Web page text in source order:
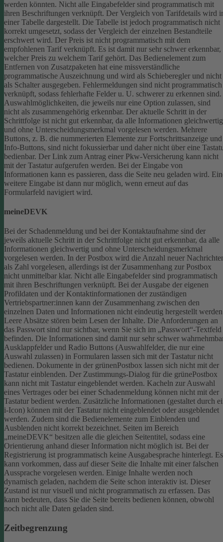
werden könnten. Nicht alle Eingabefelder sind programmatisch mit
ihren Beschriftungen verknüpft. Der Vergleich von Tarifdetails wird
einer Tabelle dargestellt. Die Tabelle ist jedoch programmatisch nicht
korrekt umgesetzt, sodass der Vergleich der einzelnen Bestandteile
erschwert wird. Der Preis ist nicht programmatisch mit dem
empfohlenen Tarif verknüpft. Es ist damit nur sehr schwer erkennbar,
welcher Preis zu welchem Tarif gehört. Das Bedienelement zum
Entfernen von Zusatzpaketen hat eine missverständliche
programmatische Auszeichnung und wird als Schieberegler und nicht
als Schalter ausgegeben. Fehlermeldungen sind nicht programmatisch
verknüpft, sodass fehlerhafte Felder u. U. schwerer zu erkennen sind.
Auswahlmöglichkeiten, die jeweils nur eine Option zulassen, sind
nicht als zusammengehörig erkennbar. Der aktuelle Schritt in der
Schrittfolge ist nicht gut erkennbar, da alle Informationen gleichwertig
und ohne Unterscheidungsmerkmal vorgelesen werden. Mehrere
Buttons, z. B. die nummerierten Elemente zur Fortschrittsanzeige und
Info-Buttons, sind nicht fokussierbar und daher nicht über eine
bedienbar. Der Link zum Antrag einer Pkw-Versicherung kann nicht
mit der Tastatur aufgerufen werden. Bei der Eingabe von
Informationen kann es passieren, dass die Seite neu geladen wird.
weitere Eingabe ist dann nur möglich, wenn erneut auf das
Formularfeld navigiert wird.
meineDEVK
Bei der Schadenmeldung und bei der Kontaktaufnahme sind der
jeweils aktuelle Schritt in der Schrittfolge nicht gut erkennbar, da alle
Informationen gleichwertig und ohne Unterscheidungsmerkmal
vorgelesen werden. In der Postbox wird die Anzahl neuer
als Zahl vorgelesen, allerdings ist der Zusammenhang zur Postbox
nicht unmittelbar klar. Nicht alle Eingabefelder sind programmatisch
mit ihren Beschriftungen verknüpft. Bei der Ausgabe der eigenen
Profildaten und der Kontaktinformationen der zuständigen
Vertriebspartner:innen kann der Zusammenhang zwischen den
einzelnen Daten und Informationen nicht eindeutig hergestellt
Leere Absätze stören beim Lesen der Inhalte. Die Anforderungen an
das Passwort sind nur sichtbar, wenn Sie sich im „Passwort“-Textfeld
befinden. Die Informationen sind damit nur sehr schwer
Ausklappfelder und Radio Buttons (Auswahlfelder, die nur eine
Auswahl zulassen) in Formularen lassen sich mit der Tastatur nicht
bedienen. Dokumente in der grünenPostbox lassen sich nicht mit der
Tastatur einblenden. Der Zustimmungs-Dialog für die grünePostbox
kann nicht mit Tastatur eingeblendet werden. Kacheln zur Auswahl
eines Vertrages oder bei einer Schadenmeldung können nicht mit der
Tastatur bedient werden. Zusätzliche Informationen (gestaltet durch
i-Icon) können mit der Tastatur nicht eingeblendet oder ausgeblendet
werden. Zudem sind die Bedienelemente zum Einblenden und
Ausblenden nicht korrekt bezeichnet. Seiten im Bereich
„meineDEVK“ besitzen alle die gleichen Seitentitel, sodass eine
Orientierung anhand dieser Information nicht möglich ist. Bei der
Registrierung ist programmatisch keine Ausgabesprache hinterlegt. Es
kann vorkommen, dass auf dieser Seite die Inhalte mit einer falschen
Aussprache vorgelesen werden. Einige Inhalte werden noch
dynamisch geladen, nachdem die Seite schon interaktiv ist. Dieser
Zustand ist nur visuell und nicht programmatisch zu erfassen. Das
kann bedeuten, dass Sie die Seite bereits bedienen können, obwohl
noch nicht alle Daten geladen sind.
Zeitbegrenzung